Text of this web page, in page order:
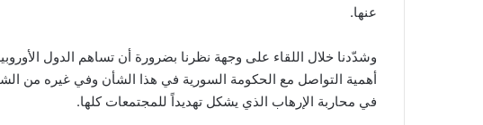
عنها.
وشدّدنا خلال اللقاء على وجهة نظرنا بضرورة أن تساهم الدول
أهمية التواصل مع الحكومة السورية في هذا الشأن وفي غيره من
في محاربة الإرهاب الذي يشكل تهديداً للمجتمعات كلها.